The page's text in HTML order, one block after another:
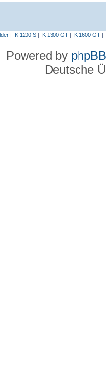
| K 1200 S| K 1300 GT| K 1600 GT|
Powered by phpBB
Deutsche